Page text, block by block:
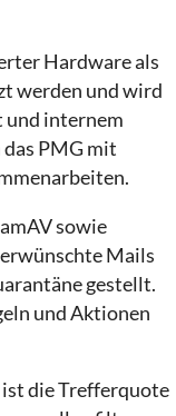
Hardware als
werden und wird
und internem
PMG mit
sowie
Mails
gestellt.
und Aktionen
die Trefferquote